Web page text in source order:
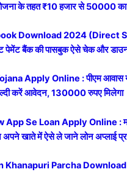
योजना के तहत ₹10 हजार से 50000
Download 2024 (Direct
पेमेंट बैंक की पासबुक ऐसे चेक और
Apply Online : पीएम आवास
करें आवेदन, 130000 रुपए मिलेगा
Se Loan Apply Online :
अपने खाते में ऐसे ले जाने लोन अप्लाई
Khanapuri Parcha Download